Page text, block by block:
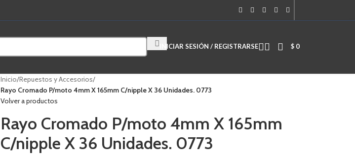
Cuando hay resultados autocompletados, puedes utilizar las
INICIAR SESIÓN / REGISTRARSE $ 0
Inicio/Repuestos y Accesorios/
Rayo Cromado P/moto 4mm X 165mm C/nipple X 36 Unidades. 0773
Volver a productos
Rayo Cromado P/moto 4mm X 165mm
C/nipple X 36 Unidades. 0773